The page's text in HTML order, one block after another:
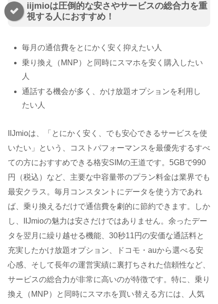
iijmioは圧倒的な安さやサービスの総合力を重
視する人におすすめ！
毎月の通信費をとにかく安く抑えたい人
乗り換え（MNP）と同時にスマホを安く購入したい
人
通話する機会が多く、かけ放題オプションを利用し
たい人
IIJmioは、「とにかく安く、でも安心できるサービスを使
いたい」という、コストパフォーマンスを最優先するすべ
ての方におすすめできる格安SIMの王道です。5GBで990
円（税込）など、主要な中容量帯のプラン料金は業界でも
最安クラス。毎月コンスタントにデータを使う方であれ
ば、乗り換えるだけで通信費を劇的に節約できます。しか
し、IIJmioの魅力は安さだけではありません。余ったデー
タを翌月に繰り越せる機能、30秒11円の安価な通話料と
充実したかけ放題オプション、ドコモ・auから選べる安
心感、そして長年の運営実績に裏打ちされた信頼性など、
サービスの総合力が非常に高いのが特徴です。特に、乗り
換え（MNP）と同時にスマホを買い替える方には、人気